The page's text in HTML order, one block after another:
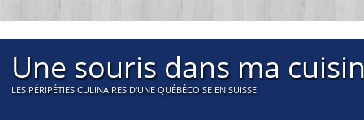
Une souris dans ma
LES PÉRIPÉTIES CULINAIRES D'UNE QUÉBÉCOISE EN SUISSE